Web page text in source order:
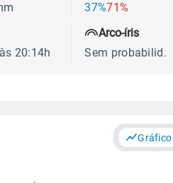
37%71%
20:14h
Arco-íris
Sem probabilid.
Gráfico